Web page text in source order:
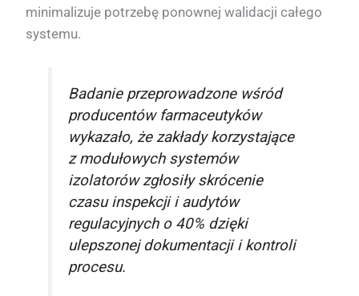
minimalizuje potrzebę ponownej walidacji całego
systemu.
Badanie przeprowadzone wśród
producentów farmaceutyków
wykazało, że zakłady korzystające
z modułowych systemów
izolatorów zgłosiły skrócenie
czasu inspekcji i audytów
regulacyjnych o 40% dzięki
ulepszonej dokumentacji i kontroli
procesu.